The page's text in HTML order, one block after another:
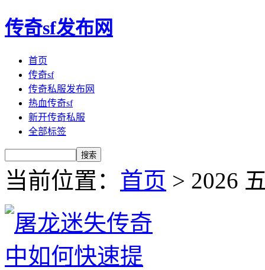
传奇sf发布网
首页
传奇sf
传奇私服发布网
热血传奇sf
新开传奇私服
全部标签
当前位置： 首页 > 2026